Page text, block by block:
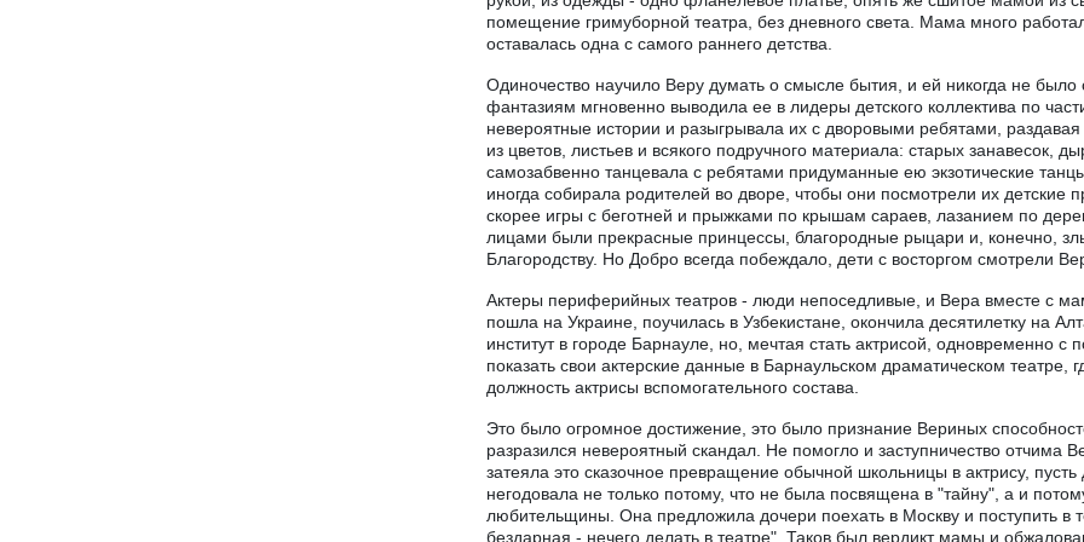
помещение гримуборной театра, без дневного света. Мама много
оставалась одна с самого раннего детства.
Одиночество научило Веру думать о смысле бытия, и ей никогда не было
фантазиям мгновенно выводила ее в лидеры детского коллектива по
невероятные истории и разыгрывала их с дворовыми ребятами,
из цветов, листьев и всякого подручного материала: старых занавесок,
самозабвенно танцевала с ребятами придуманные ею экзотические
иногда собирала родителей во дворе, чтобы они посмотрели их детские
скорее игры с беготней и прыжками по крышам сараев, лазанием по
лицами были прекрасные принцессы, благородные рыцари и, конечно,
Благородству. Но Добро всегда побеждало, дети с восторгом смотрели
Актеры периферийных театров - люди непоседливые, и Вера вместе с
пошла на Украине, поучилась в Узбекистане, окончила десятилетку на
институт в городе Барнауле, но, мечтая стать актрисой, одновременно
показать свои актерские данные в Барнаульском драматическом
должность актрисы вспомогательного состава.
Это было огромное достижение, это было признание Вериных
разразился невероятный скандал. Не помогло и заступничество отчима
затеяла это сказочное превращение обычной школьницы в актрису,
негодовала не только потому, что не была посвящена в "тайну", а и
любительщины. Она предложила дочери поехать в Москву и поступить в
бездарная - нечего делать в театре". Таков был вердикт мамы и